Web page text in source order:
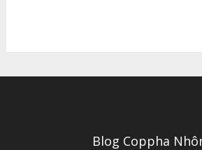
Blog Coppha